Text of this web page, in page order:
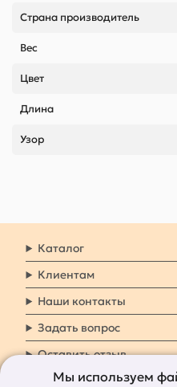
Страна производитель
Вес
Цвет
Длина
Узор
Каталог
Клиентам
Наши контакты
Задать вопрос
Оставить отзыв
Мы используем